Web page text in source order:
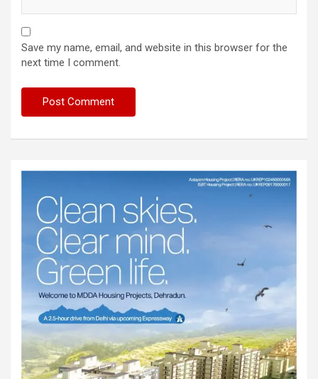
Save my name, email, and website in this browser for the
next time I comment.